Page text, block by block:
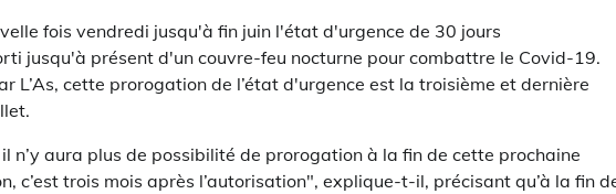
fois vendredi jusqu'à fin juin l'état d'urgence de 30 jours
jusqu'à présent d'un couvre-feu nocturne pour combattre le Covid-19.
L’As, cette prorogation de l’état d'urgence est la troisième et dernière
n’y aura plus de possibilité de prorogation à la fin de cette prochaine
c’est trois mois après l’autorisation", explique-t-il, précisant qu’à la fin